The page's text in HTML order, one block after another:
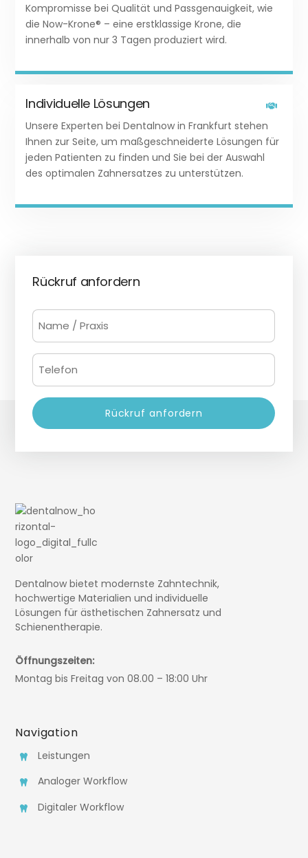
Kompromisse bei Qualität und Passgenauigkeit, wie
die Now-Krone® – eine erstklassige Krone, die
innerhalb von nur 3 Tagen produziert wird.
Icon
label
Individuelle Lösungen
Unsere Experten bei Dentalnow in Frankfurt stehen
Ihnen zur Seite, um maßgeschneiderte Lösungen für
jeden Patienten zu finden und Sie bei der Auswahl
des optimalen Zahnersatzes zu unterstützen.
Rückruf anfordern
Name
Praxis
(erforderlich)
Telefon
(erforderlich)
Dentalnow bietet modernste Zahntechnik,
hochwertige Materialien und individuelle
Lösungen für ästhetischen Zahnersatz und
Schienentherapie.
Öffnungszeiten:
Montag bis Freitag von 08.00 – 18:00 Uhr
Navigation
Leistungen
Analoger Workflow
Digitaler Workflow